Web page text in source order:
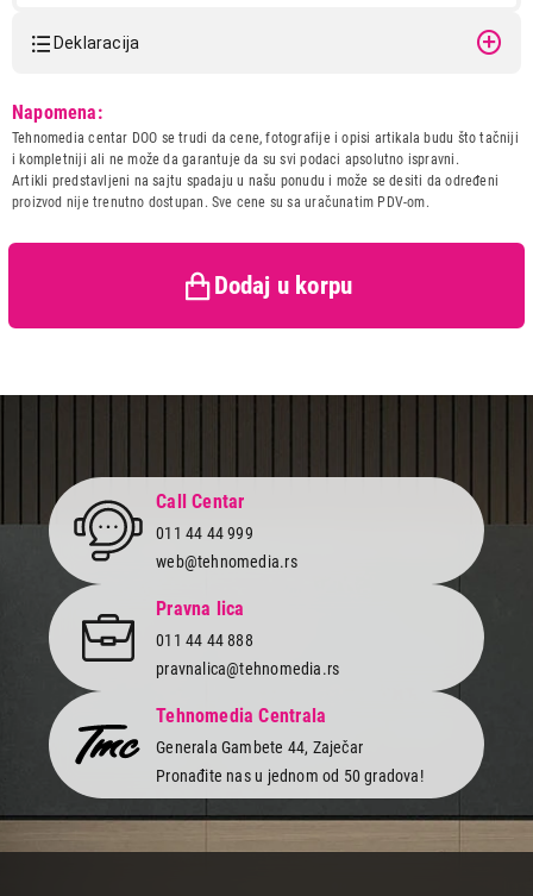
Deklaracija
Naziv i vrsta robe:
MIS
Uvoznik:
ASBIS DOO / PC CENTAR
DOO
kupaca po osnovu zakona o
zaštiti potrošača
Napomena:
Tehnomedia centar DOO se trudi da cene, fotografije i opisi artikala budu što tačniji
i kompletniji ali ne može da garantuje da su svi podaci apsolutno ispravni.
Artikli predstavljeni na sajtu spadaju u našu ponudu i može se desiti da određeni
proizvod nije trenutno dostupan. Sve cene su sa uračunatim PDV-om.
Dodaj u korpu
MISEVI
LOGITECH M235 NANO RED 910-002496
Ukupno u korpi:0,00
Call Centar
011 44 44 999
web@tehnomedia.rs
Pravna lica
011 44 44 888
pravnalica@tehnomedia.rs
Tehnomedia Centrala
Generala Gambete 44, Zaječar
Pronađite nas u jednom od 50 gradova!